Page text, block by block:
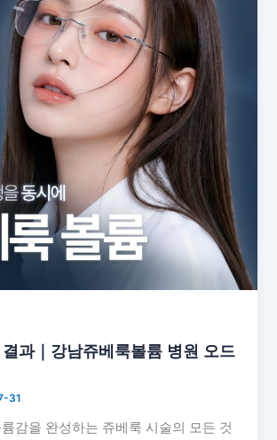
과｜강남쥬베룩볼륨 병원 오드
31
감을 완성하는 쥬베룩 시술의 모든 것